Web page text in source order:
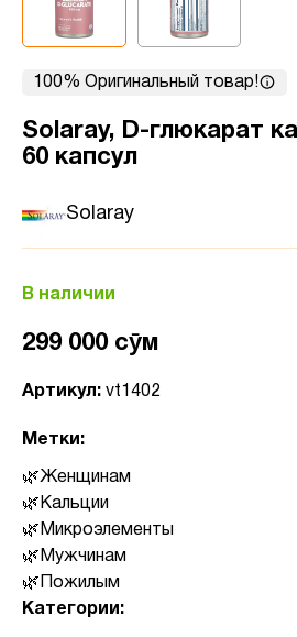
100% Оригинальный товар!
Solaray, D-глюкарат
60 капсул
Solaray
В наличии
299 000 сӯм
Артикул: vt1402
Метки:
Женщинам
Кальции
Микроэлементы
Мужчинам
Пожилым
Категории: